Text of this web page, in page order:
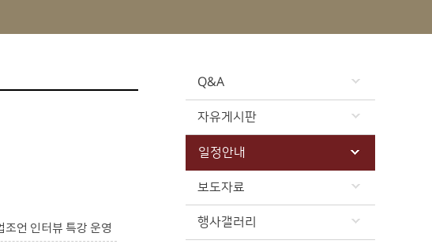
Q&A
자유게시판
일정안내
보도자료
행사갤러리
조언 인터뷰 특강 운영